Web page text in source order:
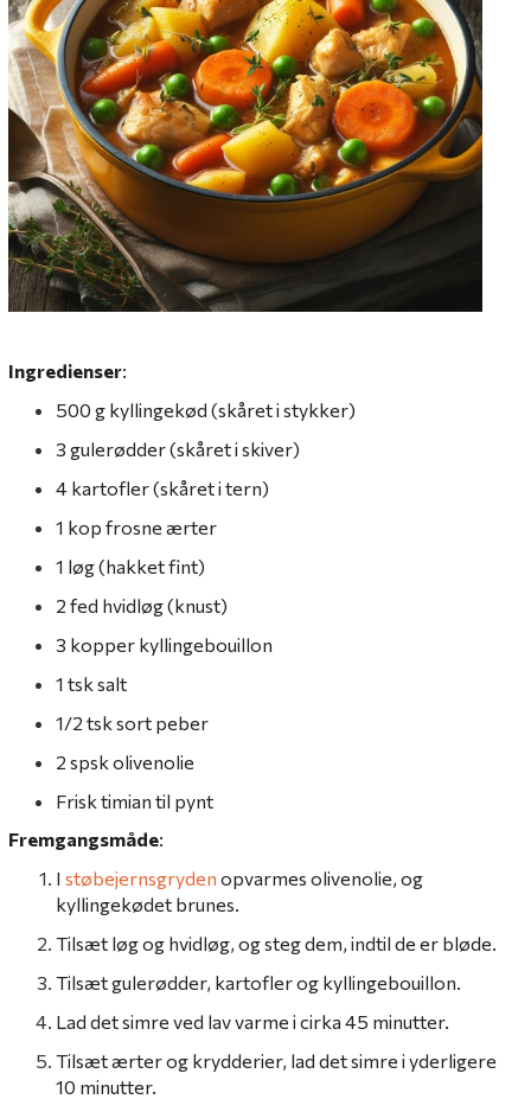
Ingredienser:
500 g kyllingekød (skåret i stykker)
3 gulerødder (skåret i skiver)
4 kartofler (skåret i tern)
1 kop frosne ærter
1 løg (hakket fint)
2 fed hvidløg (knust)
3 kopper kyllingebouillon
1 tsk salt
1/2 tsk sort peber
2 spsk olivenolie
Frisk timian til pynt
Fremgangsmåde:
I støbejernsgryden opvarmes olivenolie, og
kyllingekødet brunes.
Tilsæt løg og hvidløg, og steg dem, indtil de er bløde.
Tilsæt gulerødder, kartofler og kyllingebouillon.
Lad det simre ved lav varme i cirka 45 minutter.
Tilsæt ærter og krydderier, lad det simre i yderligere
10 minutter.